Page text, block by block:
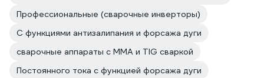
Профессиональные (сварочные инверторы)
С функциями антизалипания и форсажа дуги
сварочные аппараты с MMA и TIG сваркой
Постоянного тока с функцией форсажа дуги